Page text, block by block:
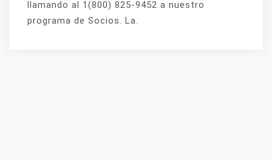
llamando al 1(800) 825-9452 a nuestro
programa de Socios. La.